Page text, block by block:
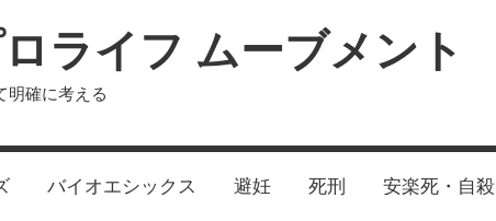
ライフ ムーブメント
明確に考える
バイオエシックス 避妊 死刑 安楽死・自殺